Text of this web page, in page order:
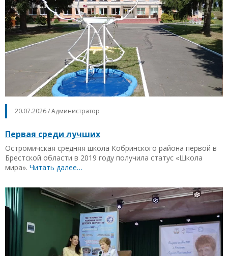
20.07.2026 / Администратор
Первая среди лучших
Остромичская средняя школа Кобринского района первой в
Брестской области в 2019 году получила статус «Школа
мира». Читать далее…